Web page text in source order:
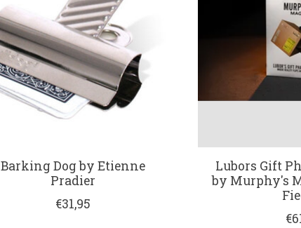
Barking Dog by Etienne
Pradier
€31,95
Lubors Gift
by Murphy's